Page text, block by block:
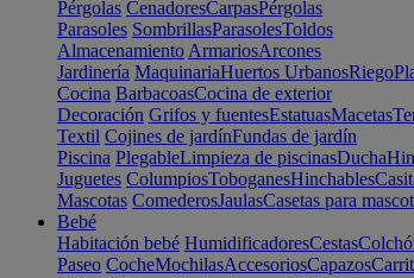
Pérgolas CenadoresCarpasPérgolas
Parasoles SombrillasParasolesToldos
Almacenamiento ArmariosArcones
Jardinería MaquinariaHuertos UrbanosRiego
Cocina BarbacoasCocina de exterior
Decoración Grifos y fuentesEstatuasMacetas
Textil Cojines de jardínFundas de jardín
Piscina PlegableLimpieza de piscinasDucha
Juguetes ColumpiosToboganesHinchables
Mascotas ComederosJaulasCasetas para
Bebé
Habitación bebé HumidificadoresCestas
Paseo CocheMochilasAccesoriosCapazos